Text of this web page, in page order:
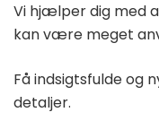
Vi hjælper dig med
kan være meget
Få indsigtsfulde og
detaljer.